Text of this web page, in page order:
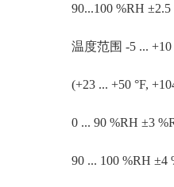
90...100 %RH
温度范围 -5 ... +10
(+23 ... +50 °F,
0 ... 90 %RH ±3
90 ... 100 %RH ±4